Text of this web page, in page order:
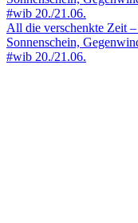
All die verschenkte Zeit
Sonnenschein,
#wib 20./21.06.